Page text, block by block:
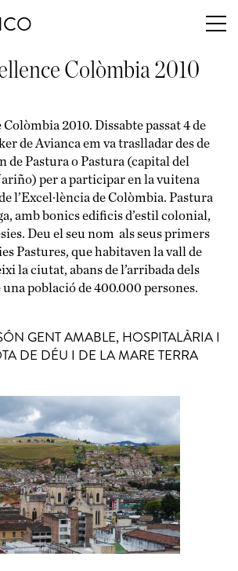
Colòmbia 2010
2010. Dissabte passat 4 de
de Avianca em va traslladar des de
de Pastura o Pastura (capital del
per a participar en la vuitena
l’Excel·lència de Colòmbia. Pastura
amb bonics edificis d’estil colonial,
Deu el seu nom als seus primers
Pastures, que habitaven la vall de
la ciutat, abans de l’arribada dels
població de 400.000 persones.
GENT AMABLE, HOSPITALÀRIA I
DE DÉU I DE LA MARE TERRA